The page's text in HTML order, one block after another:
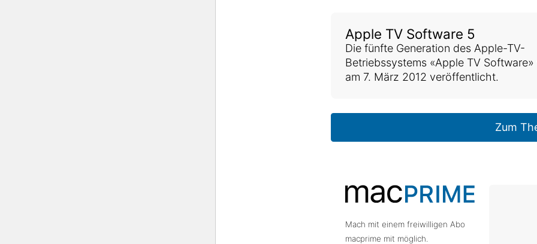
Apple TV Software 5
Die fünfte Generation des Apple-TV-
Betriebssystems «Apple TV
am 7. März 2012 veröffentlicht.
Zum
Mach mit einem freiwilligen Abo
macprime mit möglich.